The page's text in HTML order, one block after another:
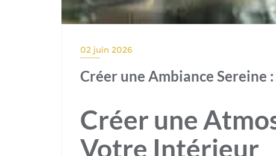
02 juin 2026
Créer une Ambiance
Créer une
Votre Intérieur